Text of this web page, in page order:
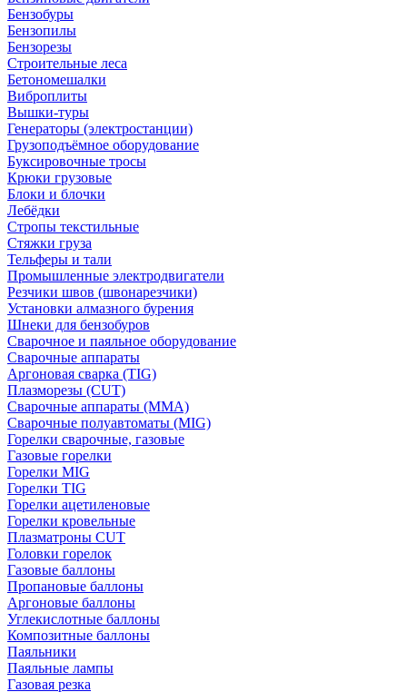
Бензобуры
Бензопилы
Бензорезы
Строительные леса
Бетономешалки
Виброплиты
Вышки-туры
Генераторы (электростанции)
Грузоподъёмное оборудование
Буксировочные тросы
Крюки грузовые
Блоки и блочки
Лебёдки
Стропы текстильные
Стяжки груза
Тельферы и тали
Промышленные электродвигатели
Резчики швов (швонарезчики)
Установки алмазного бурения
Шнеки для бензобуров
Сварочное и паяльное оборудование
Сварочные аппараты
Аргоновая сварка (TIG)
Плазморезы (CUT)
Сварочные аппараты (MMA)
Сварочные полуавтоматы (MIG)
Горелки сварочные, газовые
Газовые горелки
Горелки MIG
Горелки TIG
Горелки ацетиленовые
Горелки кровельные
Плазматроны CUT
Головки горелок
Газовые баллоны
Пропановые баллоны
Аргоновые баллоны
Углекислотные баллоны
Композитные баллоны
Паяльники
Паяльные лампы
Газовая резка